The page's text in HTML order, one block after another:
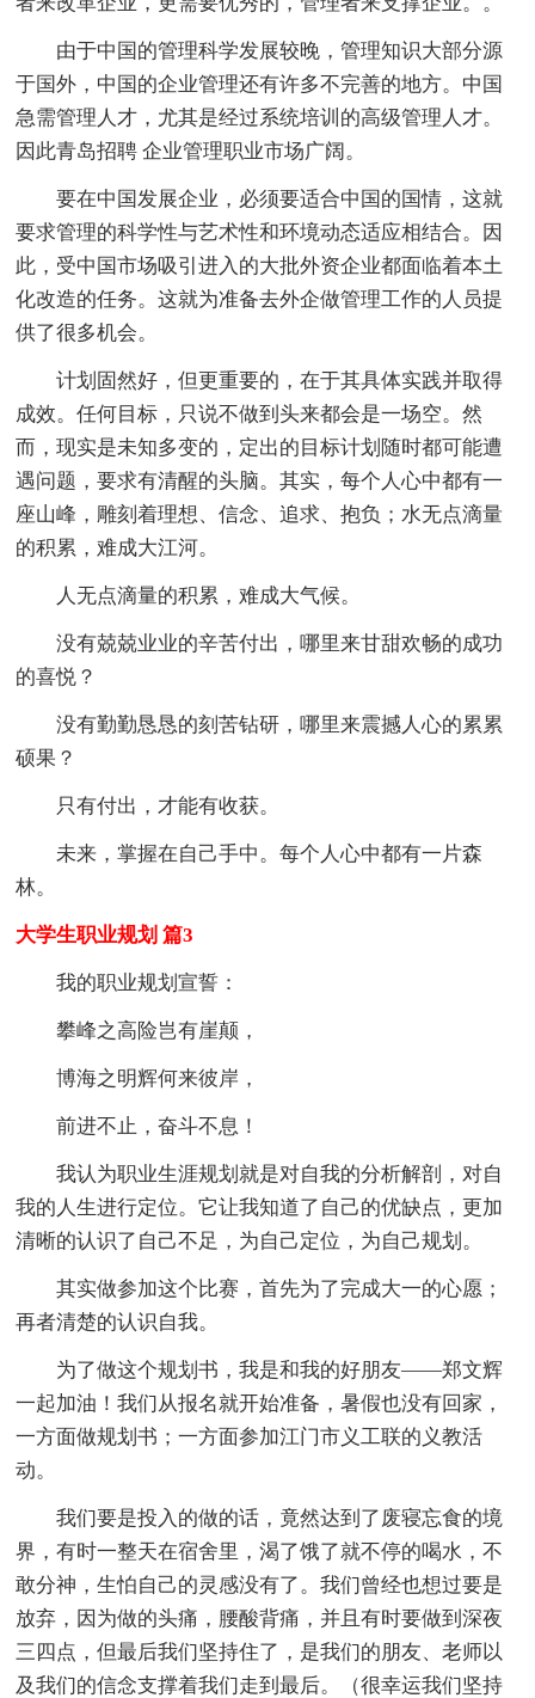
由于中国的管理科学发展较晚，管理知识大部分源
于国外，中国的企业管理还有许多不完善的地方。中国
急需管理人才，尤其是经过系统培训的高级管理人才。
因此青岛招聘 企业管理职业市场广阔。
要在中国发展企业，必须要适合中国的国情，这就
要求管理的科学性与艺术性和环境动态适应相结合。因
此，受中国市场吸引进入的大批外资企业都面临着本土
化改造的任务。这就为准备去外企做管理工作的人员提
供了很多机会。
计划固然好，但更重要的，在于其具体实践并取得
成效。任何目标，只说不做到头来都会是一场空。然
而，现实是未知多变的，定出的目标计划随时都可能遭
遇问题，要求有清醒的头脑。其实，每个人心中都有一
座山峰，雕刻着理想、信念、追求、抱负；水无点滴量
的积累，难成大江河。
人无点滴量的积累，难成大气候。
没有兢兢业业的辛苦付出，哪里来甘甜欢畅的成功
的喜悦？
没有勤勤恳恳的刻苦钻研，哪里来震撼人心的累累
硕果？
只有付出，才能有收获。
未来，掌握在自己手中。每个人心中都有一片森
林。
大学生职业规划 篇3
我的职业规划宣誓：
攀峰之高险岂有崖颠，
博海之明辉何来彼岸，
前进不止，奋斗不息！
我认为职业生涯规划就是对自我的分析解剖，对自
我的人生进行定位。它让我知道了自己的优缺点，更加
清晰的认识了自己不足，为自己定位，为自己规划。
其实做参加这个比赛，首先为了完成大一的心愿；
再者清楚的认识自我。
为了做这个规划书，我是和我的好朋友——郑文辉
一起加油！我们从报名就开始准备，暑假也没有回家，
一方面做规划书；一方面参加江门市义工联的义教活
动。
我们要是投入的做的话，竟然达到了废寝忘食的境
界，有时一整天在宿舍里，渴了饿了就不停的喝水，不
敢分神，生怕自己的灵感没有了。我们曾经也想过要是
放弃，因为做的头痛，腰酸背痛，并且有时要做到深夜
三四点，但最后我们坚持住了，是我们的朋友、老师以
及我们的信念支撑着我们走到最后。（很幸运我们坚持